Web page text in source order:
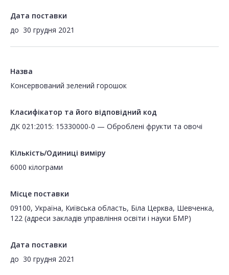
Дата поставки
до 30 грудня 2021
Назва
Консервований зелений горошок
Класифікатор та його відповідний код
ДК 021:2015: 15330000-0 — Оброблені фрукти та овочі
Кількість/Одиниці виміру
6000 кілограми
Місце поставки
09100, Україна, Київська область, Біла Церква, Шевченка,
122 (адреси закладів управління освіти і науки БМР)
Дата поставки
до 30 грудня 2021